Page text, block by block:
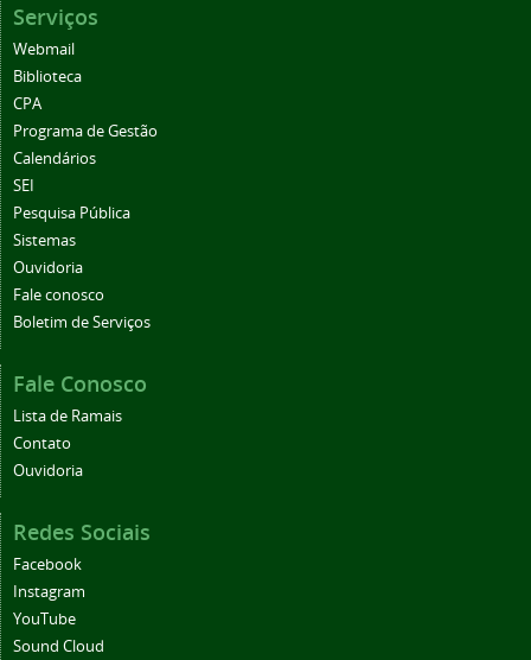
Serviços
Webmail
Biblioteca
CPA
Programa de Gestão
Calendários
SEI
Pesquisa Pública
Sistemas
Ouvidoria
Fale conosco
Boletim de Serviços
Fale Conosco
Lista de Ramais
Contato
Ouvidoria
Redes Sociais
Facebook
Instagram
YouTube
Sound Cloud